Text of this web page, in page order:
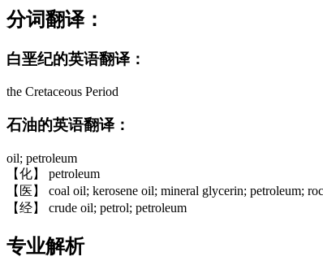
分词翻译：
白垩纪的英语翻译：
the Cretaceous Period
石油的英语翻译：
oil; petroleum
【化】 petroleum
【医】 coal oil; kerosene oil; mineral glycerin; petroleum;
【经】 crude oil; petrol; petroleum
专业解析